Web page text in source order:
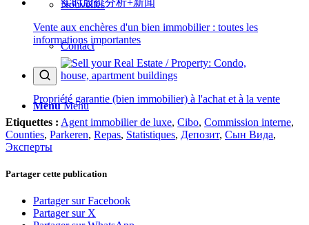
Nouvelles
Contact
Menu Menu
Vente aux enchères d'un bien immobilier : toutes les
informations importantes
Propriété garantie (bien immobilier) à l'achat et à la vente
Etiquettes : Agent immobilier de luxe, Cibo, Commission interne,
Counties, Parkeren, Repas, Statistiques, Депозит, Сын Вида,
Эксперты
Partager cette publication
Partager sur Facebook
Partager sur X